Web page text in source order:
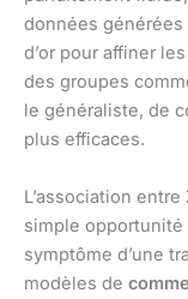
données
d’or pour affiner
des groupes
le généraliste, de
plus efficaces.
L’association entre
simple opportunité
symptôme d’une
modèles de